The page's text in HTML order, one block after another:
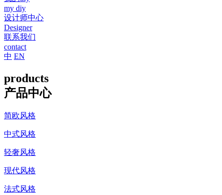
my diy
设计师中心
Designer
联系我们
contact
中 EN
products
产品中心
简欧风格
中式风格
轻奢风格
现代风格
法式风格